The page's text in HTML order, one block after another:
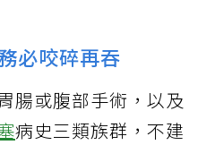
必咬碎再吞
腸或腹部手術，以及
病史三類族群，不建